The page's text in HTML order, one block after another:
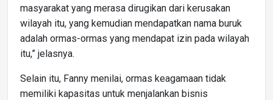
masyarakat yang merasa dirugikan dari kerusakan
wilayah itu, yang kemudian mendapatkan nama buruk
adalah ormas-ormas yang mendapat izin pada wilayah
itu,” jelasnya.
Selain itu, Fanny menilai, ormas keagamaan tidak
memiliki kapasitas untuk menjalankan bisnis